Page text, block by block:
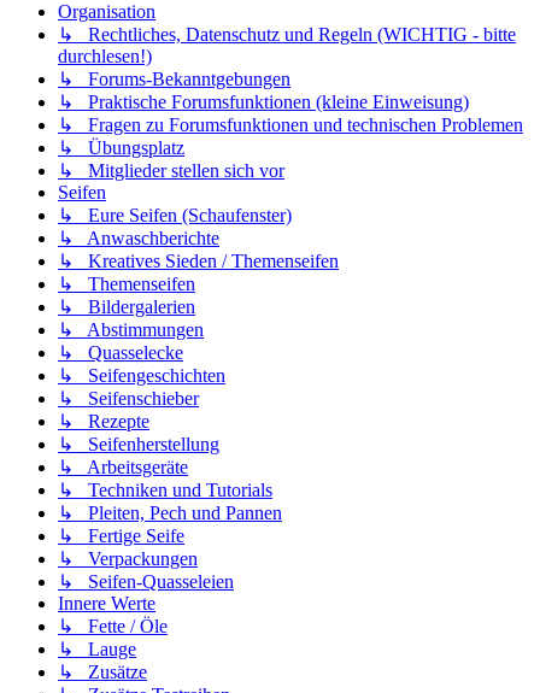
Organisation
↳ Rechtliches, Datenschutz und Regeln (WICHTIG - bitte
durchlesen!)
↳ Forums-Bekanntgebungen
↳ Praktische Forumsfunktionen (kleine Einweisung)
↳ Fragen zu Forumsfunktionen und technischen Problemen
↳ Übungsplatz
↳ Mitglieder stellen sich vor
Seifen
↳ Eure Seifen (Schaufenster)
↳ Anwaschberichte
↳ Kreatives Sieden / Themenseifen
↳ Themenseifen
↳ Bildergalerien
↳ Abstimmungen
↳ Quasselecke
↳ Seifengeschichten
↳ Seifenschieber
↳ Rezepte
↳ Seifenherstellung
↳ Arbeitsgeräte
↳ Techniken und Tutorials
↳ Pleiten, Pech und Pannen
↳ Fertige Seife
↳ Verpackungen
↳ Seifen-Quasseleien
Innere Werte
↳ Fette / Öle
↳ Lauge
↳ Zusätze